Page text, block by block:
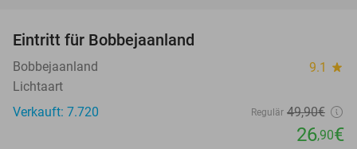
Eintritt für Bobbejaanland
Bobbejaanland 9.1 star
Lichtaart
Verkauft: 7.720
Regulär 49,90€
26,90€